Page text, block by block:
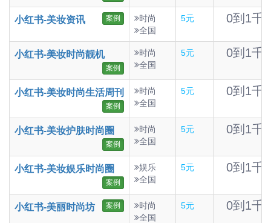
小红书-美妆资讯 案例
时尚
全国
5元 0到1千
小红书-美妆时尚靓机
案例
时尚
全国
5元 0到1千
小红书-美妆时尚生活周刊
案例
时尚
全国
5元 0到1千
小红书-美妆护肤时尚圈
案例
时尚
全国
5元 0到1千
小红书-美妆娱乐时尚圈
案例
娱乐
全国
5元 0到1千
小红书-美丽时尚坊 案例
时尚
全国
5元 0到1千